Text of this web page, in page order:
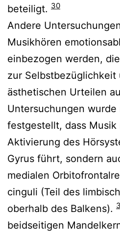
beteiligt. 30
Andere
Musikhören
einbezogen werden,
zur Selbstbezüglichkeit
ästhetischen Urteilen
Untersuchungen wurde
festgestellt, dass
Aktivierung des
Gyrus führt, sondern
medialen
cinguli (Teil des
oberhalb des Balkens).
beidseitigen